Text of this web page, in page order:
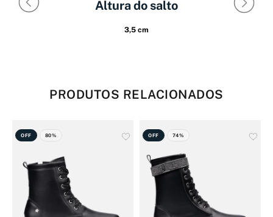
Altura do salto
3,5 cm
PRODUTOS RELACIONADOS
OFF 80% OFF 74%